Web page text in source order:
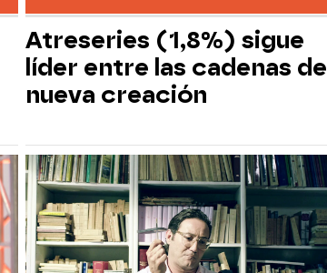
Atreseries (1,8%) sigue
líder entre las cadenas de
nueva creación